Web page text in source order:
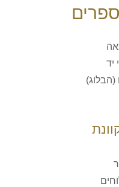
יד
(הבלוג)